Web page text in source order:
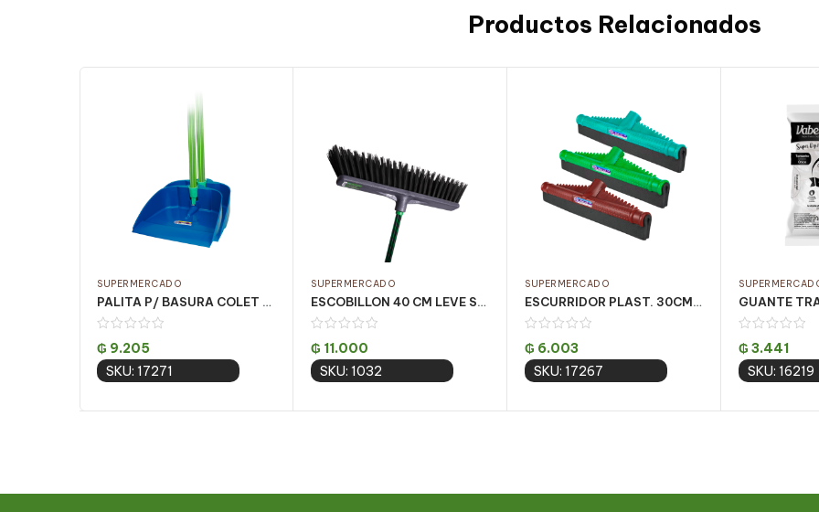
Productos Relacionados
SUPERMERCADO
PALITA P/ BASURA COLET ( 857 ) C/ MANGO 85cm CJ C/ 12 UN
₲ 9.205
SKU: 17271
Add to cart
SUPERMERCADO
ESCOBILLON 40 CM LEVE S/MANGO REF.4007 CJ C/ 6 UN
₲ 11.000
SKU: 1032
Add to cart
SUPERMERCADO
ESCURRIDOR PLAST. 30CM S/MANGO 411 CJ C/ 12 UN
₲ 6.003
SKU: 17267
Add to cart
₲ 3.441
SKU: 16219